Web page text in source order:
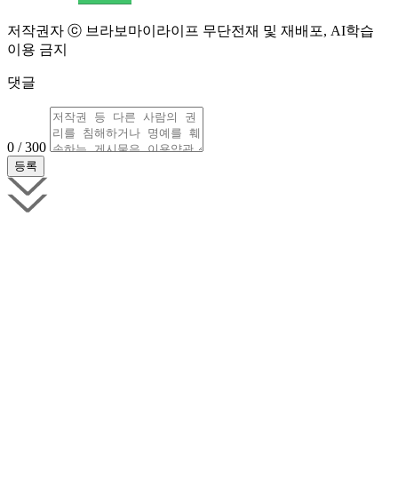
저작권자 ⓒ 브라보마이라이프 무단전재 및 재배포, AI학습
이용 금지
댓글
0 / 300